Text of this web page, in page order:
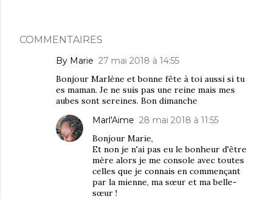
COMMENTAIRES
By Marie 27 mai 2018 à 14:55
Bonjour Marlène et bonne fête à toi aussi si tu
es maman. Je ne suis pas une reine mais mes
aubes sont sereines. Bon dimanche
Marl'Aime 28 mai 2018 à 11:55
Bonjour Marie,
Et non je n'ai pas eu le bonheur d'être
mère alors je me console avec toutes
celles que je connais en commençant
par la mienne, ma sœur et ma belle-
sœur !